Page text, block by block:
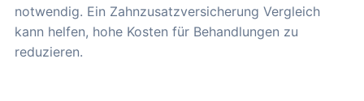
notwendig. Ein Zahnzusatzversicherung Vergleich
kann helfen, hohe Kosten für Behandlungen zu
reduzieren.